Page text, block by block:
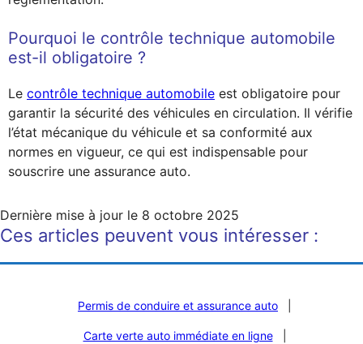
Pourquoi le contrôle technique automobile
est-il obligatoire ?
Le contrôle technique automobile est obligatoire pour
garantir la sécurité des véhicules en circulation. Il vérifie
l’état mécanique du véhicule et sa conformité aux
normes en vigueur, ce qui est indispensable pour
souscrire une assurance auto.
Dernière mise à jour le 8 octobre 2025
Ces articles peuvent vous intéresser :
Permis de conduire et assurance auto
Carte verte auto immédiate en ligne